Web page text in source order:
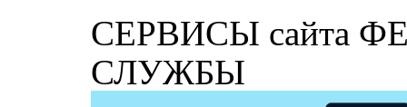
СЕРВИСЫ сайта
СЛУЖБЫ